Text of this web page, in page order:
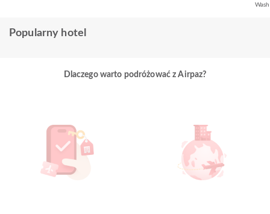
Popularny hotel
Dlaczego warto podróżować z Airpaz?